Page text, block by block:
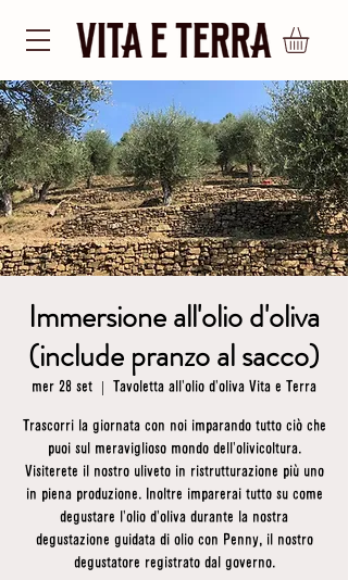
Immersione all'olio d'oliva
(include pranzo al sacco)
mer 28 set
  |
Tavoletta all'olio d'oliva Vita e Terra
Trascorri la giornata con noi imparando tutto ciò che
puoi sul meraviglioso mondo dell'olivicoltura.
Visiterete il nostro uliveto in ristrutturazione più uno
in piena produzione. Inoltre imparerai tutto su come
degustare l'olio d'oliva durante la nostra
degustazione guidata di olio con Penny, il nostro
degustatore registrato dal governo.